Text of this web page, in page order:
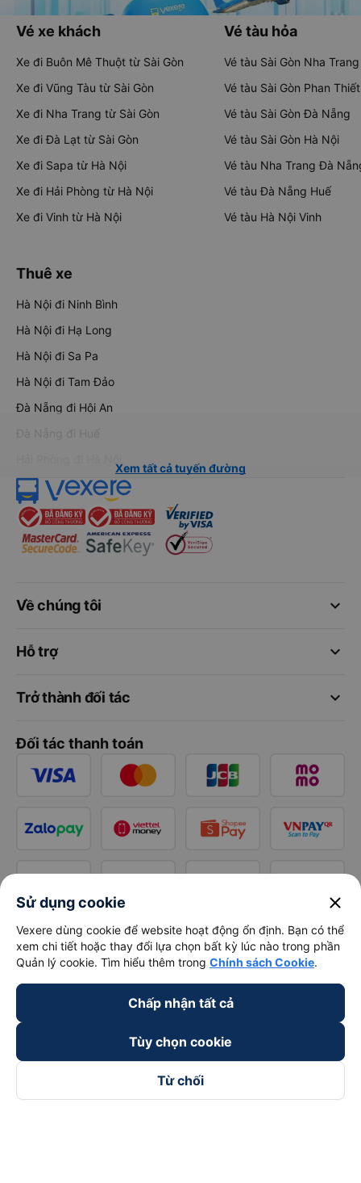
Vé xe khách
Xe đi Buôn Mê Thuột từ Sài Gòn
Xe đi Vũng Tàu từ Sài Gòn
Xe đi Nha Trang từ Sài Gòn
Xe đi Đà Lạt từ Sài Gòn
Xe đi Sapa từ Hà Nội
Xe đi Hải Phòng từ Hà Nội
Xe đi Vinh từ Hà Nội
Vé tàu hỏa
Vé tàu Sài Gòn Nha Trang
Vé tàu Sài Gòn Phan Thiết
Vé tàu Sài Gòn Đà Nẵng
Vé tàu Sài Gòn Hà Nội
Vé tàu Nha Trang Đà
Vé tàu Đà Nẵng Huế
Vé tàu Hà Nội Vinh
Thuê xe
Hà Nội đi Ninh Bình
Hà Nội đi Hạ Long
Hà Nội đi Sa Pa
Hà Nội đi Tam Đảo
Đà Nẵng đi Hội An
Đà Nẵng đi Huế
Xem tất cả tuyến đường
keyboard_arrow_down
Về chúng tôi
keyboard_arrow_down
Hỗ trợ
keyboard_arrow_down
Trở thành đối tác
Đối tác thanh toán
Sử dụng cookie close
Vexere dùng cookie để website hoạt động ổn định. Bạn có thể
xem chi tiết hoặc thay đổi lựa chọn bất kỳ lúc nào trong phần
Quản lý cookie. Tìm hiểu thêm trong Chính sách Cookie.
Chấp nhận tất cả
Tùy chọn cookie
Từ chối